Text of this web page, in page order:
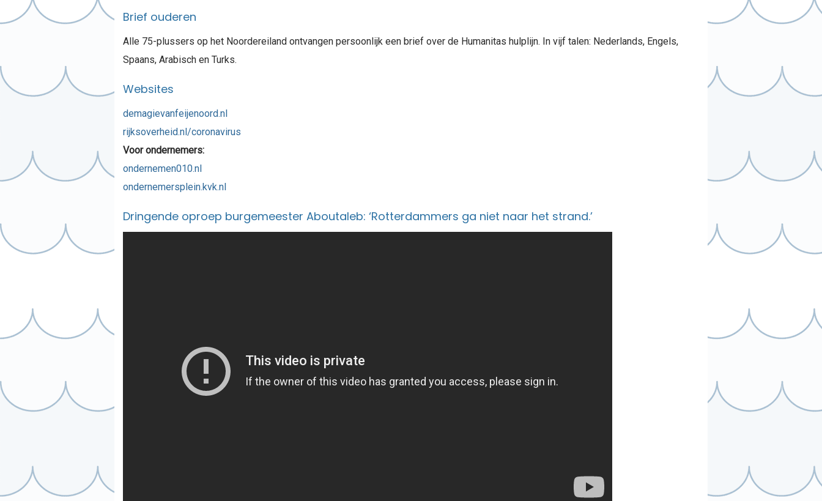
Brief ouderen
Alle 75-plussers op het Noordereiland ontvangen persoonlijk een brief over de Humanitas hulplijn. In vijf talen: Nederlands, Engels,
Spaans, Arabisch en Turks.
Websites
demagievanfeijenoord.nl
rijksoverheid.nl/coronavirus
Voor ondernemers:
ondernemen010.nl
ondernemersplein.kvk.nl
Dringende oproep burgemeester Aboutaleb: ‘Rotterdammers ga niet naar het strand.’